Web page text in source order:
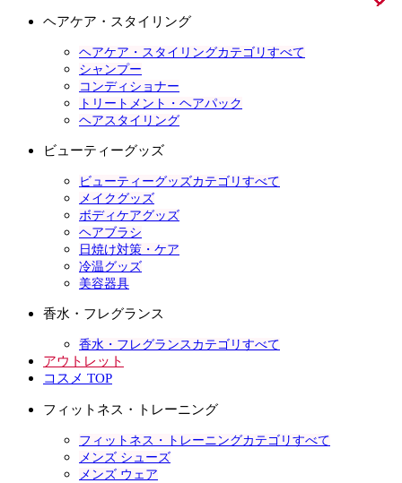
ヘアケア・スタイリング
ヘアケア・スタイリングカテゴリすべて
シャンプー
コンディショナー
トリートメント・ヘアパック
ヘアスタイリング
ビューティーグッズ
ビューティーグッズカテゴリすべて
メイクグッズ
ボディケアグッズ
ヘアブラシ
日焼け対策・ケア
冷温グッズ
美容器具
香水・フレグランス
香水・フレグランスカテゴリすべて
アウトレット
コスメ TOP
フィットネス・トレーニング
フィットネス・トレーニングカテゴリすべて
メンズ シューズ
メンズ ウェア